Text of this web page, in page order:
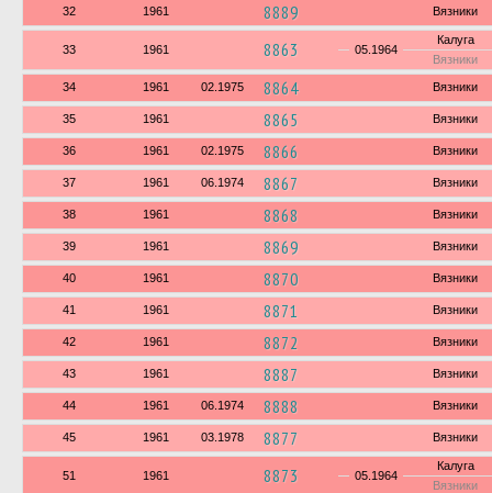
32 1961 8889 Вязники
33 1961 8863 05.1964
Калуга
Вязники
34 1961 02.1975 8864 Вязники
35 1961 8865 Вязники
36 1961 02.1975 8866 Вязники
37 1961 06.1974 8867 Вязники
38 1961 8868 Вязники
39 1961 8869 Вязники
40 1961 8870 Вязники
41 1961 8871 Вязники
42 1961 8872 Вязники
43 1961 8887 Вязники
44 1961 06.1974 8888 Вязники
45 1961 03.1978 8877 Вязники
51 1961 8873 05.1964
Калуга
Вязники